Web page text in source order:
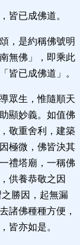
皆已成佛道。
，是約稱佛號明
無佛」，即乘此
皆已成佛道」。
眾生，惟隨順天
顯妙義。如值佛
敬重舍利，建築
極微，佛皆決其
禮塔廟，一稱佛
供養恭敬之因
勝因，起無漏
諸佛種種方便，
皆亦如是。